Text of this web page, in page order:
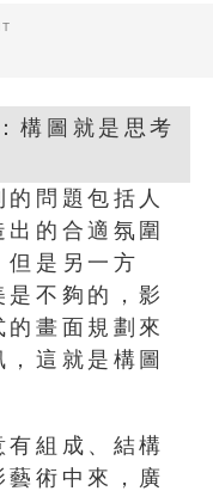
問題包括人
的合適氛圍
但是另一方
不夠的，影
畫面規劃來
這就是構圖
組成、結構
術中來，廣